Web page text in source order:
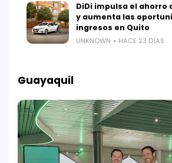
DiDi impulsa el ahorro
y aumenta las
ingresos en Quito
UNKNOWN HACE 23 DÍAS
Guayaquil